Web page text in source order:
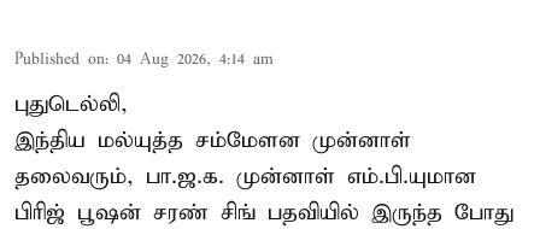
Published on: 04 Aug 2026, 4:14 am
புதுடெல்லி,
இந்திய மல்யுத்த சம்மேளன முன்னாள்
தலைவரும், பா.ஜ.க. முன்னாள் எம்.பி.யுமான
பிரிஜ் பூஷன் சரண் சிங் பதவியில் இருந்த போது